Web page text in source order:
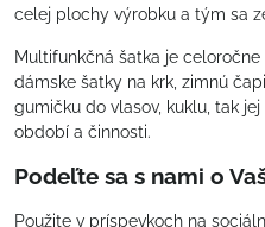
celej plochy výrobku a tým sa
Multifunkčná šatka je
dámske šatky na krk, zimnú
gumičku do vlasov, kuklu, tak
období a činnosti.
Podeľte sa s nami o
Použite v príspevkoch na